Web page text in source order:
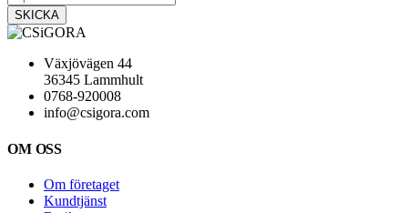
Växjövägen 44
36345 Lammhult
0768-920008
info@csigora.com
OM OSS
Om företaget
Kundtjänst